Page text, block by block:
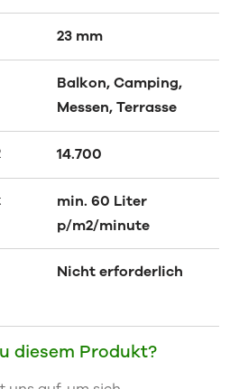
23 mm
Balkon, Camping,
Messen, Terrasse
14.700
min. 60 Liter
p/m2/minute
Nicht erforderlich
diesem Produkt?